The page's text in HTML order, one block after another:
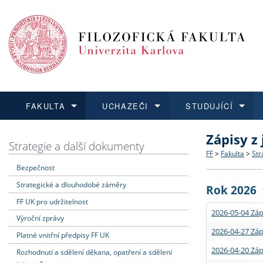
FAKULTA
Dozvědět se více
Struktura
Strategie
Podpora
UCHAZEČI
Podat přihlášku
Co
Učitelské
STUDUJÍCÍ
Dozvědět se více
Rigorózní
Dozvědět se více
O vědě a
Granty a
Dozvědět se více
Aktuální
Strategie a další dokumenty
Bezpečnost
Strategické a dlouhodobé záměry
FF UK pro udržitelnost
Výroční zprávy
Platné vnitřní předpisy FF UK
Rozhodnutí a sdělení děkana, opatření a sdělení
Zápisy
FF > Fakulta >
Rok 2026
2026-05-04
2026-04-27
2026-04-20